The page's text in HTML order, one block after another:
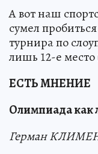
А вот наш
сумел
турнира по
лишь 12-е место
ЕСТЬ МНЕНИЕ
Олимпиада как
Герман